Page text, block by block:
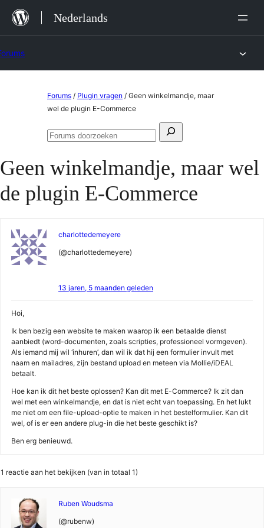
naar
Nederlands
Forums / Plugin vragen / Geen winkelmandje, maar
wel de plugin E-Commerce
Zoeken
Forums
Geen winkelmandje, maar wel
de plugin E-Commerce
charlottedemeyere
(@charlottedemeyere)
13 jaren, 5 maanden geleden
Hoi,
Ik ben bezig een website te maken waarop ik een betaalde dienst
aanbiedt (word-documenten, zoals scripties, professioneel vormgeven).
Als iemand mij wil ‘inhuren’, dan wil ik dat hij een formulier invult met
naam en mailadres, zijn bestand upload en meteen via Mollie/iDEAL
betaalt.
Hoe kan ik dit het beste oplossen? Kan dit met E-Commerce? Ik zit dan
wel met een winkelmandje, en dat is niet echt van toepassing. En het lukt
me niet om een file-upload-optie te maken in het bestelformulier. Kan dit
wel, of is er een andere plug-in die het beste geschikt is?
Ben erg benieuwd.
1 reactie aan het bekijken (van in totaal 1)
Ruben Woudsma
(@rubenw)